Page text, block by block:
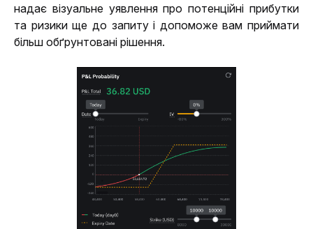
надає візуальне уявлення про потенційні прибутки
та ризики ще до запиту і допоможе вам приймати
більш обґрунтовані рішення.